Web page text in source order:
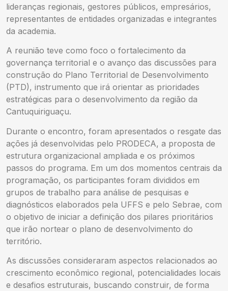
lideranças regionais, gestores públicos, empresários,
representantes de entidades organizadas e integrantes
da academia.
A reunião teve como foco o fortalecimento da
governança territorial e o avanço das discussões para
construção do Plano Territorial de Desenvolvimento
(PTD), instrumento que irá orientar as prioridades
estratégicas para o desenvolvimento da região da
Cantuquiriguaçu.
Durante o encontro, foram apresentados o resgate das
ações já desenvolvidas pelo PRODECA, a proposta de
estrutura organizacional ampliada e os próximos
passos do programa. Em um dos momentos centrais da
programação, os participantes foram divididos em
grupos de trabalho para análise de pesquisas e
diagnósticos elaborados pela UFFS e pelo Sebrae, com
o objetivo de iniciar a definição dos pilares prioritários
que irão nortear o plano de desenvolvimento do
território.
As discussões consideraram aspectos relacionados ao
crescimento econômico regional, potencialidades locais
e desafios estruturais, buscando construir, de forma